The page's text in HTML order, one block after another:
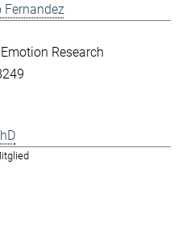
Fernandez
Research